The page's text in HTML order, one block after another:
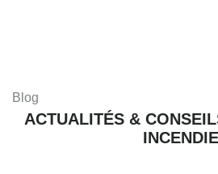
Blog
ACTUALITÉS &
INCENDIE